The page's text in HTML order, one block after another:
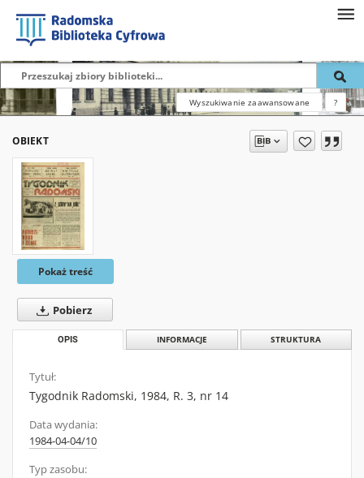
Wyszukiwanie zaawansowane ?
OBIEKT
Pokaż treść
Pobierz
OPIS INFORMACJE STRUKTURA
Tytuł:
Tygodnik Radomski, 1984, R. 3, nr 14
Data wydania:
1984-04-04/10
Typ zasobu: